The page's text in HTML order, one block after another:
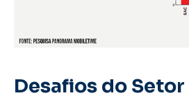
Desafios do Setor